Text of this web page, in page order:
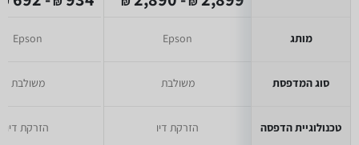
מותג
סוג המדפסת
טכנולוגיית הדפסה
Epson
משולבת
הזרקת דיו
Epson
משולבת
הזרקת דיו